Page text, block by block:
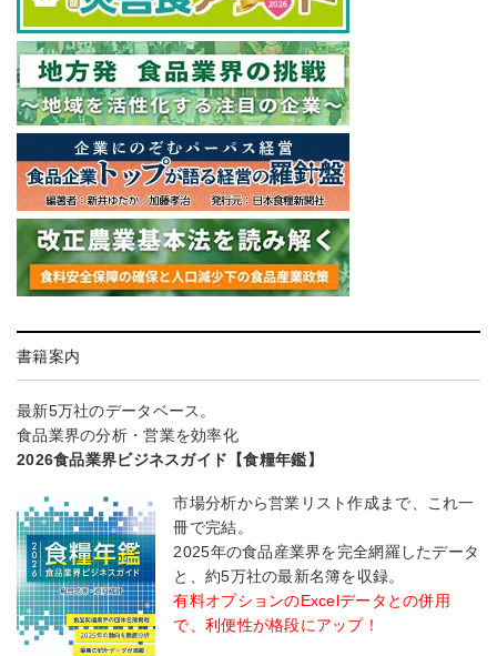
書籍案内
最新5万社のデータベース。
食品業界の分析・営業を効率化
2026食品業界ビジネスガイド【食糧年鑑】
市場分析から営業リスト作成まで、これ一
冊で完結。
2025年の食品産業界を完全網羅したデータ
と、約5万社の最新名簿を収録。
有料オプションのExcelデータとの併用
で、利便性が格段にアップ！